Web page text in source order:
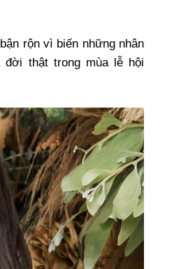
rộn vì biến những nhân
thật trong mùa lễ hội